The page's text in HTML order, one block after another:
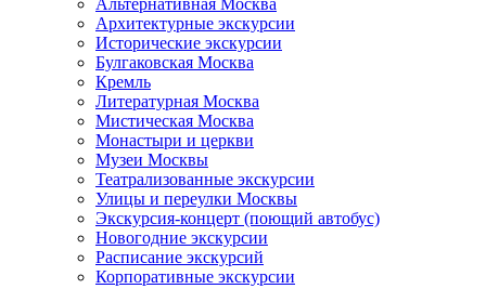
Архитектурные экскурсии
Исторические экскурсии
Булгаковская Москва
Кремль
Литературная Москва
Мистическая Москва
Монастыри и церкви
Музеи Москвы
Театрализованные экскурсии
Улицы и переулки Москвы
Экскурсия-концерт (поющий автобус)
Новогодние экскурсии
Расписание экскурсий
Корпоративные экскурсии